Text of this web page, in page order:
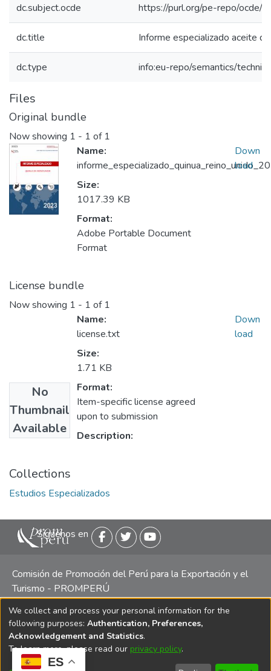
ES
dc.subject.ocde https://purl.org/pe-repo/ocde/
dc.title Informe especializado aceite
dc.type info:eu-repo/semantics/
Files
Original bundle
Now showing 1 - 1 of 1
Name:
Size:
1017.39 KB
Format:
Adobe Portable Document
Format
Down
load
License bundle
Now showing 1 - 1 of 1
No
Thumbnail
Available
Name:
license.txt
Size:
1.71 KB
Format:
Item-specific license agreed
upon to submission
Description:
Down
load
Collections
Estudios Especializados
Siguenos en
Comisión de Promoción del Perú para la Exportación y el
Turismo - PROMPERÚ
Central telefónica: (511) 616 7300 / 616 7400 Calle Uno
Oeste 50, Edificio Mincetur, Pisos 13 y 14, San Isidro -
Lima
We collect and process your personal information for the
following purposes: Authentication, Preferences,
Acknowledgement and Statistics.
To learn more, please read our privacy policy.